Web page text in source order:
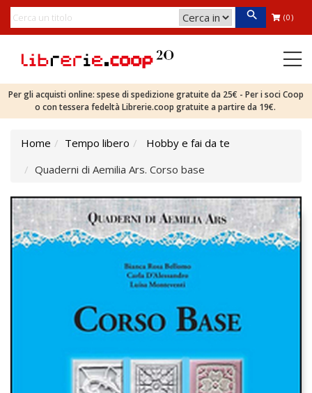
(0)
Per gli acquisti online: spese di spedizione gratuite da 25€ - Per i soci Coop
o con tessera fedeltà Librerie.coop gratuite a partire da 19€.
Home Tempo libero
Hobby e fai da te
Quaderni di Aemilia Ars. Corso base